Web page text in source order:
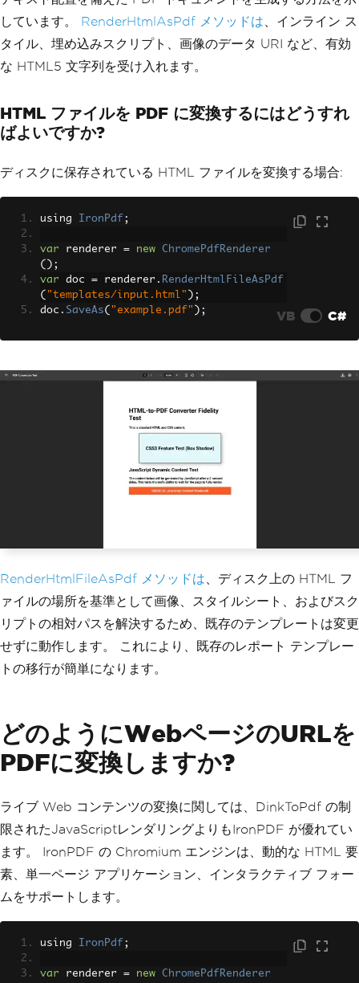
しています。 RenderHtmlAsPdf メソッドは、インライン ス
タイル、埋め込みスクリプト、画像のデータ URI など、有効
な HTML5 文字列を受け入れます。
HTML ファイルを PDF に変換するにはどうすれ
ばよいですか?
ディスクに保存されている HTML ファイルを変換する場合:
using IronPdf ;
var renderer = new
ChromePdfRenderer
();
var doc = renderer . RenderHtmlFileAsPdf
( "templates/input.html" );
doc . SaveAs( "example.pdf" ); VB C#
RenderHtmlFileAsPdf メソッドは 、ディスク上の HTML フ
ァイルの場所を基準として画像、スタイルシート、およびスク
リプトの相対パスを解決するため、既存のテンプレートは変更
せずに動作します。 これにより、既存のレポート テンプレー
トの移行が簡単になります。
どのようにWebページのURLを
PDFに変換しますか?
ライブ Web コンテンツの変換に関しては、DinkToPdf の制
限されたJavaScriptレンダリングよりもIronPDF が優れてい
ます。 IronPDF の Chromium エンジンは、動的な HTML 要
素、単一ページ アプリケーション、インタラクティブ フォー
ムをサポートします。
using IronPdf ;
var renderer = new
ChromePdfRenderer